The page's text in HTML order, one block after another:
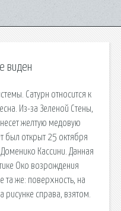
виден
Сатурн относится к
Из-за Зеленой Стены,
желтую медовую
был открыт 25 октября
Кассини. Данная
Око возрождения
та же: поверхность, на
справа, взятом.